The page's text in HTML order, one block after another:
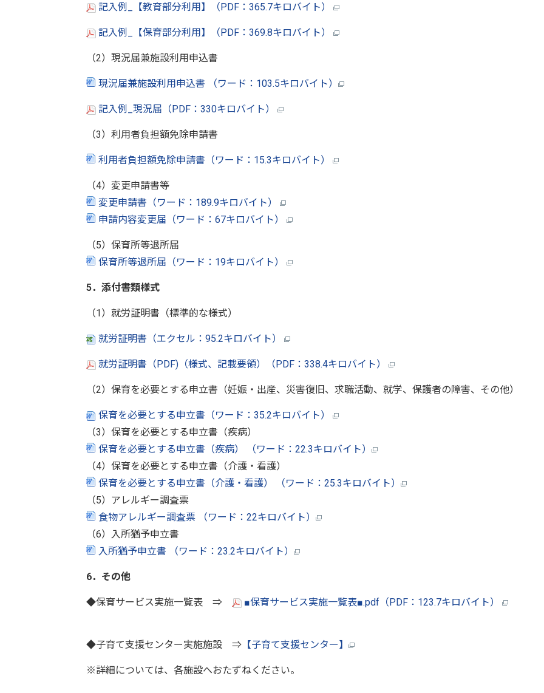
記入例_【教育部分利用】（PDF：365.7キロバイト）
記入例_【保育部分利用】（PDF：369.8キロバイト）
（2）現況届兼施設利用申込書
現況届兼施設利用申込書 （ワード：103.5キロバイト）
記入例_現況届（PDF：330キロバイト）
（3）利用者負担額免除申請書
利用者負担額免除申請書（ワード：15.3キロバイト）
（4）変更申請書等
変更申請書（ワード：189.9キロバイト）
申請内容変更届（ワード：67キロバイト）
（5）保育所等退所届
保育所等退所届（ワード：19キロバイト）
5．添付書類様式
（1）就労証明書（標準的な様式）
就労証明書（エクセル：95.2キロバイト）
就労証明書（PDF)（様式、記載要領）（PDF：338.4キロバイト）
（2）保育を必要とする申立書（妊娠・出産、災害復旧、求職活動、就学、保護者の障害、その他）
保育を必要とする申立書（ワード：35.2キロバイト）
（3）保育を必要とする申立書（疾病）
保育を必要とする申立書（疾病） （ワード：22.3キロバイト）
（4）保育を必要とする申立書（介護・看護）
保育を必要とする申立書（介護・看護） （ワード：25.3キロバイト）
（5）アレルギー調査票
食物アレルギー調査票 （ワード：22キロバイト）
（6）入所猶予申立書
入所猶予申立書 （ワード：23.2キロバイト）
6．その他
◆保育サービス実施一覧表 ⇒ ■保育サービス実施一覧表■.pdf（PDF：123.7キロバイト）
◆子育て支援センター実施施設 ⇒ 【子育て支援センター】
※詳細については、各施設へおたずねください。